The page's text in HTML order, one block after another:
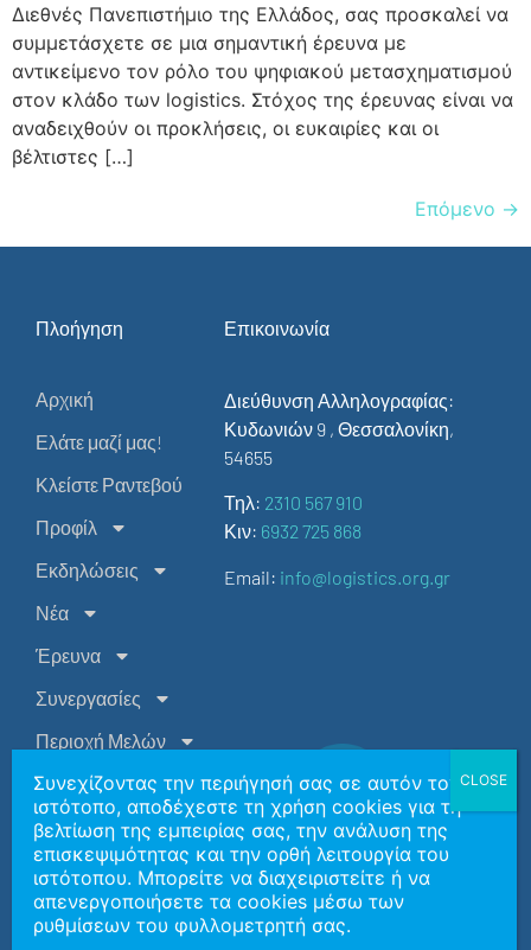
Διεθνές Πανεπιστήμιο της Ελλάδος, σας προσκαλεί να
συμμετάσχετε σε μια σημαντική έρευνα με
αντικείμενο τον ρόλο του ψηφιακού μετασχηματισμού
στον κλάδο των logistics. Στόχος της έρευνας είναι να
αναδειχθούν οι προκλήσεις, οι ευκαιρίες και οι
βέλτιστες […]
Επόμενο →
Πλοήγηση
Αρχική
Ελάτε μαζί μας!
Κλείστε Ραντεβού
Προφίλ
Εκδηλώσεις
Νέα
Έρευνα
Συνεργασίες
Περιοχή Μελών
Επικοινωνία
EN
Επικοινωνία
Διεύθυνση Αλληλογραφίας:
Κυδωνιών 9 , Θεσσαλονίκη,
54655
Τηλ: 2310 567 910
Κιν: 6932 725 868
Email: info@logistics.org.gr
Copyright 2026 | Ελληνική Εταιρεία Logistics Βορείου
Ελλάδος
Συνεχίζοντας την περιήγησή σας σε αυτόν τον
ιστότοπο, αποδέχεστε τη χρήση cookies για τη
βελτίωση της εμπειρίας σας, την ανάλυση της
επισκεψιμότητας και την ορθή λειτουργία του
ιστότοπου. Μπορείτε να διαχειριστείτε ή να
απενεργοποιήσετε τα cookies μέσω των
ρυθμίσεων του φυλλομετρητή σας.